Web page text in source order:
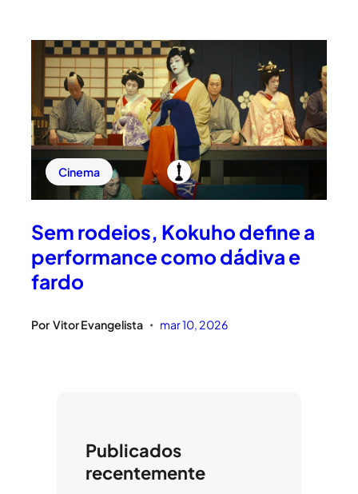
Cinema
Sem rodeios, Kokuho define a
performance como dádiva e
fardo
Por Vitor Evangelista • mar 10, 2026
Publicados
recentemente